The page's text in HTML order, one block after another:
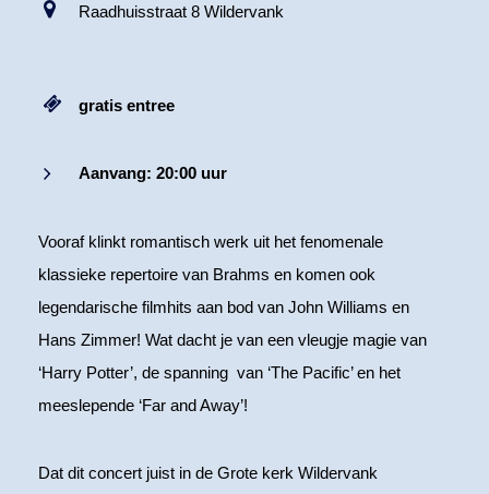
Raadhuisstraat 8 Wildervank
gratis entree
Aanvang: 20:00 uur
Vooraf klinkt romantisch werk uit het fenomenale
klassieke repertoire van Brahms en komen ook
legendarische filmhits aan bod van John Williams en
Hans Zimmer! Wat dacht je van een vleugje magie van
‘Harry Potter’, de spanning van ‘The Pacific’ en het
meeslepende ‘Far and Away’!
Dat dit concert juist in de Grote kerk Wildervank